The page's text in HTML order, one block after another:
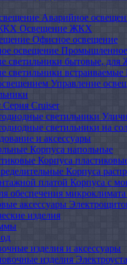
Аварийное
Освещение ЖКХ
Офисное освещение
Управление
Серия Cruiser
и аксессуары
Корпуса напольные
Корпуса
Корпуса
Корпуса с
изделия
изделия и аксессуары